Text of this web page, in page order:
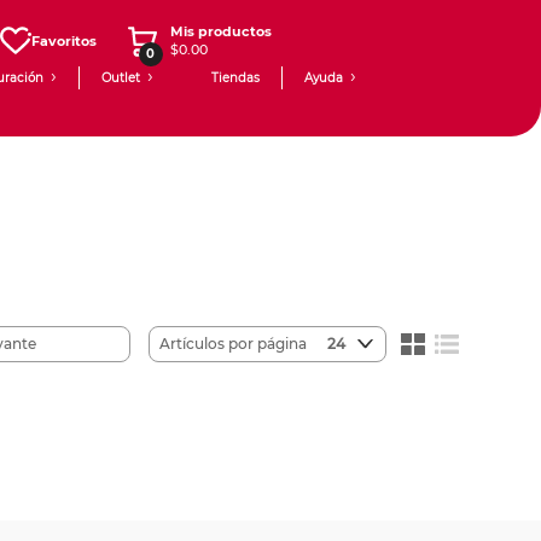
Favoritos
0
Mis productos
$0.00
Outlet Tiendas Ayuda
Artículos por página 24